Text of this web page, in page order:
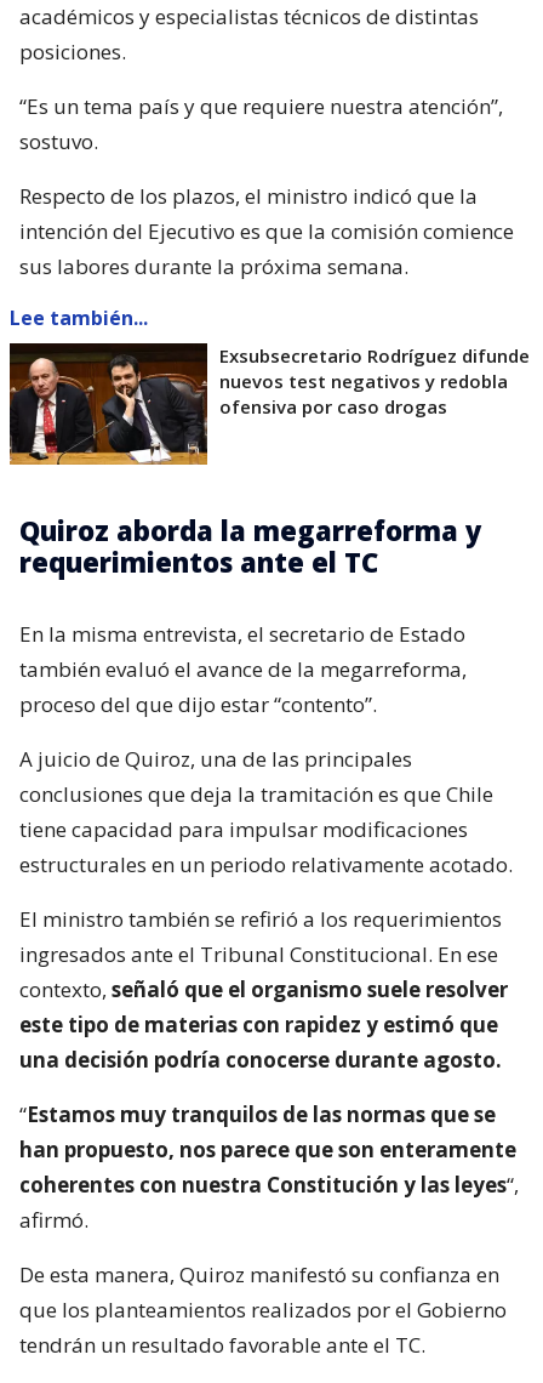
académicos y especialistas técnicos de distintas
posiciones.
“Es un tema país y que requiere nuestra atención”,
sostuvo.
Respecto de los plazos, el ministro indicó que la
intención del Ejecutivo es que la comisión comience
sus labores durante la próxima semana.
Lee también...
Exsubsecretario Rodríguez difunde
nuevos test negativos y redobla
ofensiva por caso drogas
Quiroz aborda la megarreforma y
requerimientos ante el TC
En la misma entrevista, el secretario de Estado
también evaluó el avance de la megarreforma,
proceso del que dijo estar “contento”.
A juicio de Quiroz, una de las principales
conclusiones que deja la tramitación es que Chile
tiene capacidad para impulsar modificaciones
estructurales en un periodo relativamente acotado.
El ministro también se refirió a los requerimientos
ingresados ante el Tribunal Constitucional. En ese
contexto, señaló que el organismo suele resolver
este tipo de materias con rapidez y estimó que
una decisión podría conocerse durante agosto.
“Estamos muy tranquilos de las normas que se
han propuesto, nos parece que son enteramente
coherentes con nuestra Constitución y las leyes“,
afirmó.
De esta manera, Quiroz manifestó su confianza en
que los planteamientos realizados por el Gobierno
tendrán un resultado favorable ante el TC.